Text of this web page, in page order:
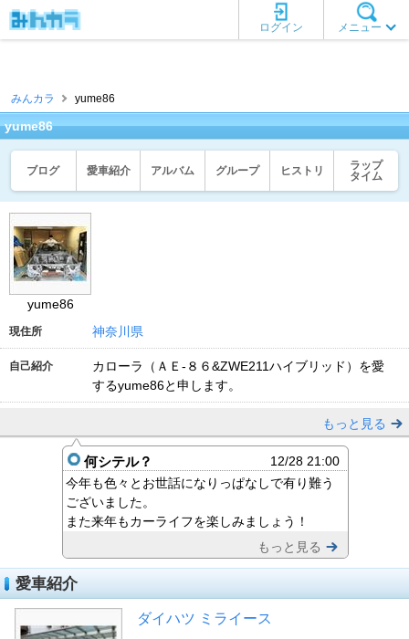
メニュー
ログイン
みんカラ yume86
yume86
ブログ 愛車紹介 アルバム グループ ヒストリ
ラップ
タイム
yume86
現住所 神奈川県
自己紹介
カローラ（ＡＥ-８６&ZWE211ハイブリッド）を愛
するyume86と申します。
もっと見る
何シテル？
12/28 21:00
今年も色々とお世話になりっぱなしで有り難う
ございました。
また来年もカーライフを楽しみましょう！
もっと見る
愛車紹介
ダイハツ ミライース